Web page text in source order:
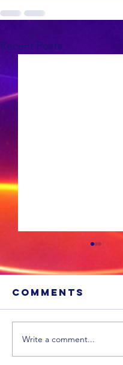
Recent Posts
Gauteng
‘n reuse-
Comments
Write a comment...